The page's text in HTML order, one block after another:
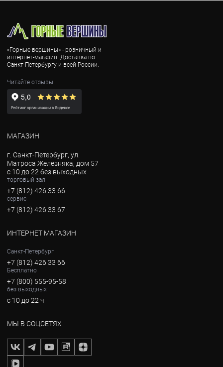
«Горные вершины» - розничный и
интернет-магазин. Доставка по
Санкт-Петербургу и всей России.
Читайте отзывы
МАГАЗИН
г. Санкт-Петербург, ул.
Матроса Железняка, дом 57
с 10 до 22 без выходных
торговый зал
+7 (812) 426 33 66
сервис
+7 (812) 426 33 67
ИНТЕРНЕТ МАГАЗИН
Санкт-Петербург
+7 (812) 426 33 66
Бесплатно
+7 (800) 555-95-58
без выходных
с 10 до 22 ч
МЫ В СОЦСЕТЯХ